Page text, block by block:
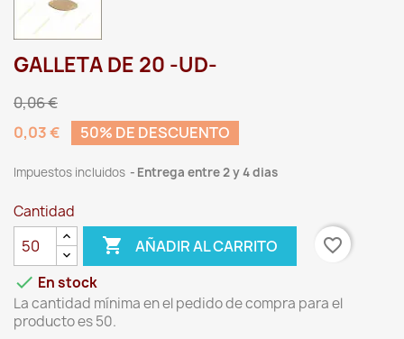
GALLETA DE 20 -UD-
0,06 €
0,03 €
50% DE DESCUENTO
Impuestos incluidos Entrega entre 2 y 4 dias
Cantidad
 AÑADIR AL CARRITO
favorite_border
 En stock
La cantidad mínima en el pedido de compra para el
producto es 50.